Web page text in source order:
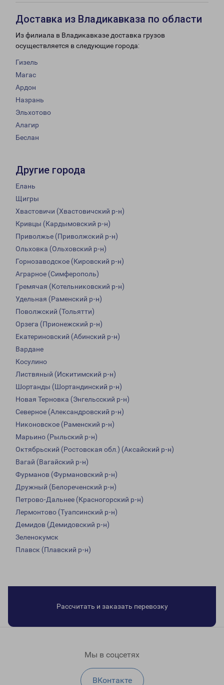
Доставка из Владикавказа по области
Из филиала в Владикавказе доставка грузов
осуществляется в следующие города:
Гизель
Магас
Ардон
Назрань
Эльхотово
Алагир
Беслан
Другие города
Елань
Щигры
Хвастовичи (Хвастовичский р-н)
Кривцы (Кардымовский р-н)
Приволжье (Приволжский р-н)
Ольховка (Ольховский р-н)
Горнозаводское (Кировский р-н)
Аграрное (Симферополь)
Гремячая (Котельниковский р-н)
Удельная (Раменский р-н)
Поволжский (Тольятти)
Орзега (Прионежский р-н)
Екатериновский (Абинский р-н)
Вардане
Косулино
Листвяный (Искитимский р-н)
Шортанды (Шортандинский р-н)
Новая Терновка (Энгельсский р-н)
Северное (Александровский р-н)
Никоновское (Раменский р-н)
Марьино (Рыльский р-н)
Октябрьский (Ростовская обл.) (Аксайский р-н)
Вагай (Вагайский р-н)
Фурманов (Фурмановский р-н)
Дружный (Белореченский р-н)
Петрово-Дальнее (Красногорский р-н)
Лермонтово (Туапсинский р-н)
Демидов (Демидовский р-н)
Зеленокумск
Плавск (Плавский р-н)
Рассчитать и заказать перевозку
Мы в соцсетях
ВКонтакте